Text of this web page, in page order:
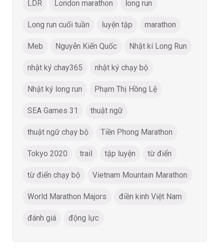
LDR London marathon long run
Long run cuối tuần luyện tập marathon
Meb Nguyễn Kiến Quốc Nhật kí Long Run
nhật ký chay365 nhật ký chạy bộ
Nhật ký long run Phạm Thị Hồng Lệ
SEA Games 31 thuật ngữ
thuật ngữ chạy bộ Tiền Phong Marathon
Tokyo 2020 trail tập luyện từ điển
từ điển chạy bộ Vietnam Mountain Marathon
World Marathon Majors điền kinh Việt Nam
đánh giá động lực